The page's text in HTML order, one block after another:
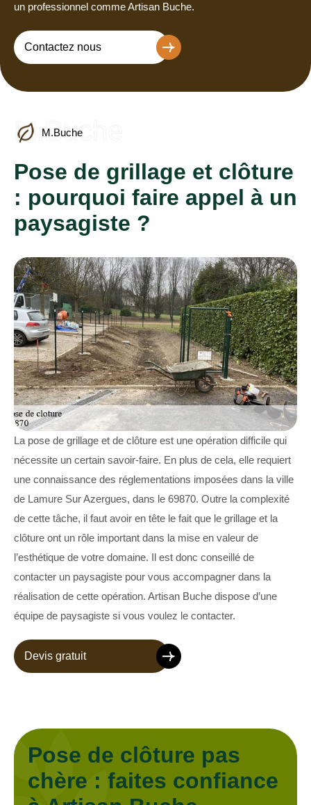
un professionnel comme Artisan Buche.
Contactez nous
M.Buche
M.Buche
Pose de grillage et clôture
: pourquoi faire appel à un
paysagiste ?
La pose de grillage et de clôture est une opération difficile qui
nécessite un certain savoir-faire. En plus de cela, elle requiert
une connaissance des réglementations imposées dans la ville
de Lamure Sur Azergues, dans le 69870. Outre la complexité
de cette tâche, il faut avoir en tête le fait que le grillage et la
clôture ont un rôle important dans la mise en valeur de
l’esthétique de votre domaine. Il est donc conseillé de
contacter un paysagiste pour vous accompagner dans la
réalisation de cette opération. Artisan Buche dispose d’une
équipe de paysagiste si vous voulez le contacter.
Devis gratuit
Pose de clôture pas
chère : faites confiance